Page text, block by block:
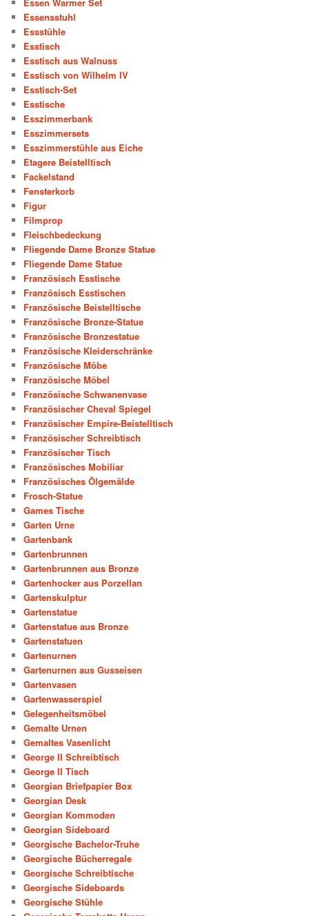
Essensstuhl
Essstühle
Esstisch
Esstisch aus Walnuss
Esstisch von Wilhelm IV
Esstisch-Set
Esstische
Esszimmerbank
Esszimmersets
Esszimmerstühle aus Eiche
Etagere Beistelltisch
Fackelstand
Fensterkorb
Figur
Filmprop
Fleischbedeckung
Fliegende Dame Bronze Statue
Fliegende Dame Statue
Französisch Esstische
Französisch Esstischen
Französische Beistelltische
Französische Bronze-Statue
Französische Bronzestatue
Französische Kleiderschränke
Französische Möbe
Französische Möbel
Französische Schwanenvase
Französischer Cheval Spiegel
Französischer Empire-Beistelltisch
Französischer Schreibtisch
Französischer Tisch
Französisches Mobiliar
Französisches Ölgemälde
Frosch-Statue
Games Tische
Garten Urne
Gartenbank
Gartenbrunnen
Gartenbrunnen aus Bronze
Gartenhocker aus Porzellan
Gartenskulptur
Gartenstatue
Gartenstatue aus Bronze
Gartenstatuen
Gartenurnen
Gartenurnen aus Gusseisen
Gartenvasen
Gartenwasserspiel
Gelegenheitsmöbel
Gemalte Urnen
Gemaltes Vasenlicht
George II Schreibtisch
George II Tisch
Georgian Briefpapier Box
Georgian Desk
Georgian Kommoden
Georgian Sideboard
Georgische Bachelor-Truhe
Georgische Bücherregale
Georgische Schreibtische
Georgische Sideboards
Georgische Stühle